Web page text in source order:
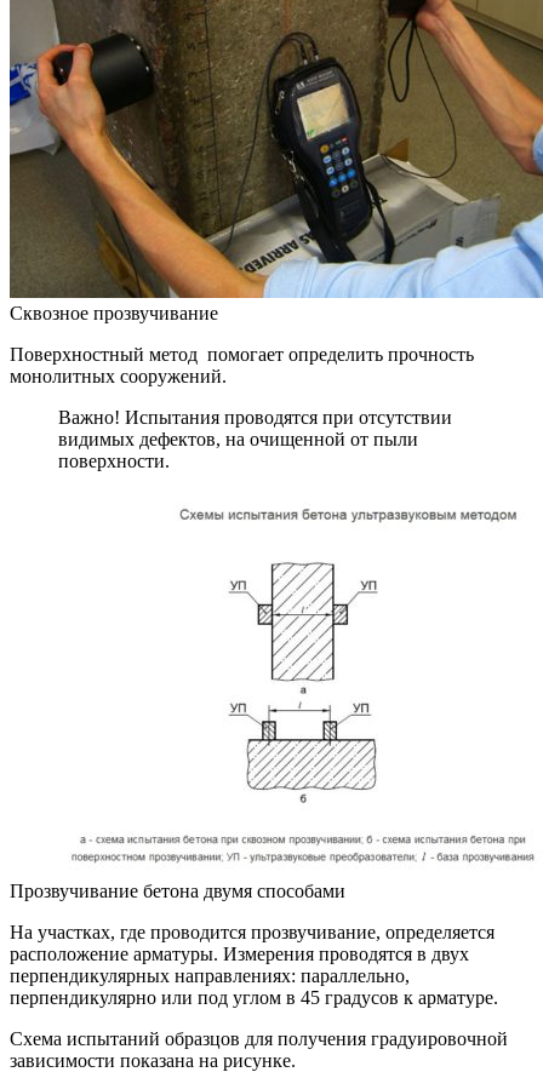
Сквозное прозвучивание
Поверхностный метод помогает определить прочность
монолитных сооружений.
Важно! Испытания проводятся при отсутствии
видимых дефектов, на очищенной от пыли
поверхности.
Прозвучивание бетона двумя способами
На участках, где проводится прозвучивание, определяется
расположение арматуры. Измерения проводятся в двух
перпендикулярных направлениях: параллельно,
перпендикулярно или под углом в 45 градусов к арматуре.
Схема испытаний образцов для получения градуировочной
зависимости показана на рисунке.